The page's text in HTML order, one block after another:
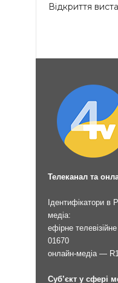
Відкриття
Телеканал та
Ідентифікатори в
медіа:
ефірне
01670
онлайн-медіа —
Суб’єкт у сфері